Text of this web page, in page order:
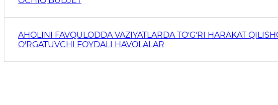
AHOLINI FAVQULODDA VAZIYATLARDA TO'G'RI HARAKAT
O'RGATUVCHI FOYDALI HAVOLALAR